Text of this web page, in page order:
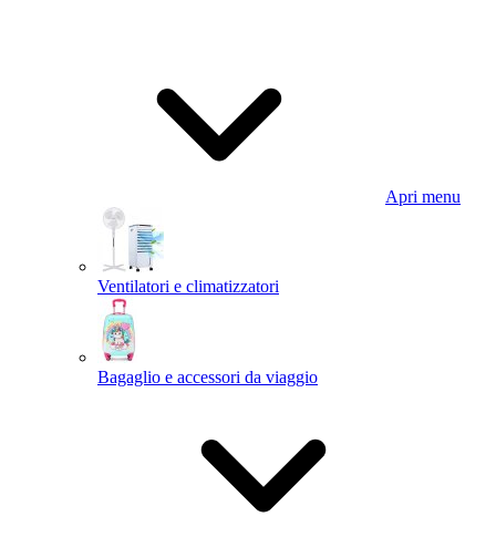
Apri menu
Ventilatori e climatizzatori
Bagaglio e accessori da viaggio